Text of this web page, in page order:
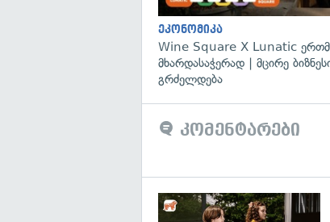
ეკონომიკა
Wine Square X Lunatic
მხარდასაჭერად | მცირე
გრძელდება
კომენტარები